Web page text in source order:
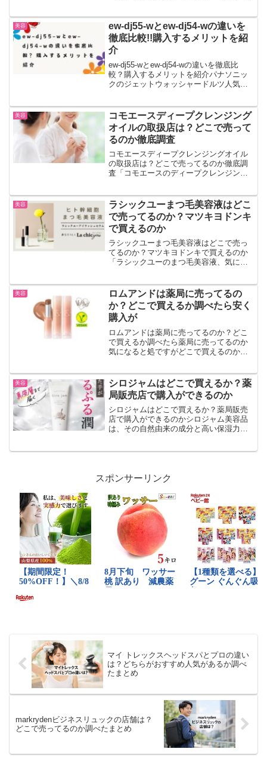
ー、ドラッグストアや薬局では販売され
ていません。でも安心してく...
美容
ew-dj55-wとew-dj54-wの違いを
徹底比較!!購入するメリットを紹
介
ew-dj55-wとew-dj54-wの違いを徹底比
較？購入するメリットを紹介パナソニッ
クのジェットウォッシャードルツ人気に
したew-dj55-wとe...
美容
コモエースディープクレンジング
オイルの取扱店は？どこで売って
るのか徹底調査
コモエースディープクレンジングオイル
の取扱店は？どこで売ってるのか徹底調
査「コモエースのディープクレンジング
通販・実店舗の販売店情報と価格比較を
徹底調査しました！特に知...
美容
ラシックユーまつ毛美容液はどこ
で売ってるのか？マツキヨドンキ
で買えるのか
ラシックユーまつ毛美容液はどこで売っ
てるのか？マツキヨドンキで買えるのか
「ラシックユーのまつ毛美容液、気にな
い…」そんな声がSNSや口コミでもよく
見られます。医師や薬剤師が...
美容
ロムアンドは薬局に売ってるの
か？どこで買えるか調べたら安く
購入が
ロムアンドは薬局に売ってるのか？どこ
で買えるか調べたら薬局に売ってるのか
気になると処ですがどこで買えるのか調
とができれば良いですね。ロムアンド人
気の商品です。薬局に寄っ...
美容
シロジャムはどこで買えるか？薬
局販売店で購入ができるのか
シロジャムはどこで買えるか？薬局販売
店で購入ができるのかシロジャム美容品
は、その自然由来の成分と高い保湿力
スポンサーリンク
マイ トレックスヘッドスパとプロの違い
は？どちらがおすすめ人気があるか調べ
たまとめ
markrydenビジネスリュックの店舗は？
どこで売ってるのか調べたまとめ